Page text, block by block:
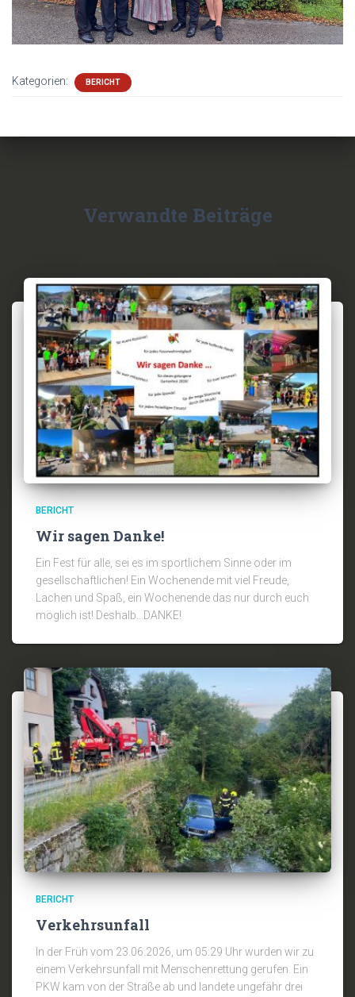
Kategorien: BERICHT
Verwandte Beiträge
BERICHT
Wir sagen Danke!
Ein Fest für alle, sei es im sportlichem Sinne oder im
gesellschaftlichen! Ein Wochenende mit viel Freude,
Lachen und Spaß, ein Wochenende das nur durch euch
möglich ist! Deshalb…DANKE!
BERICHT
Verkehrsunfall
In der Früh vom 23.06.2026, um 05:29 Uhr wurden wir zu
einem Verkehrsunfall mit Menschenrettung gerufen. Ein
PKW kam von der Straße ab und landete ungefähr drei